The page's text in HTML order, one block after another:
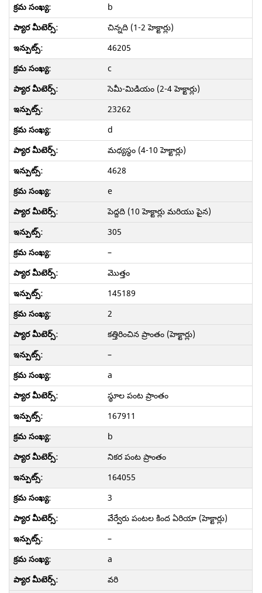
b
చిన్నది (1-2 హెక్టార్లు)
46205
c
సెమీ-మిడియం (2-4 హెక్టార్లు)
23262
d
మధ్యస్థం (4-10 హెక్టార్లు)
4628
e
పెద్దది (10 హెక్టార్లు మరియు పైన)
305
–
మొత్తం
145189
2
కత్తిరించిన ప్రాంతం (హెక్టార్లు)
–
a
స్థూల పంట ప్రాంతం
167911
b
నికర పంట ప్రాంతం
164055
3
వేర్వేరు పంటల కింద ఏరియా (హెక్టార్లు)
–
a
వరి